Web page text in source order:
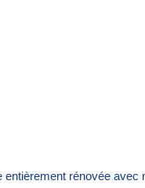
entièrement rénovée avec